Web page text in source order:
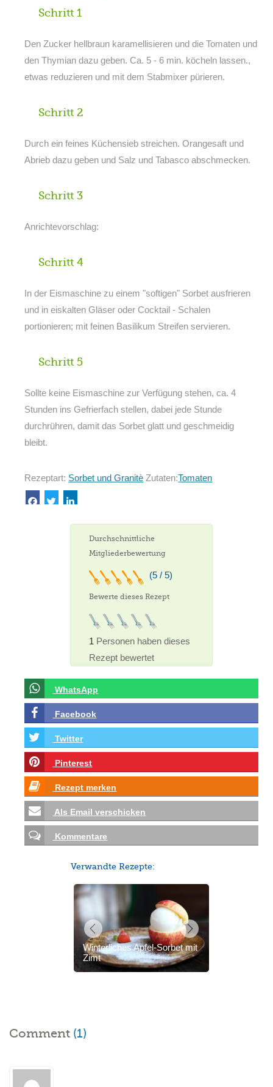
Schritt 1
Den Zucker hellbraun karamellisieren und die Tomaten und
den Thymian dazu geben. Ca. 5 - 6 min. köcheln lassen.,
etwas reduzieren und mit dem Stabmixer pürieren.
Schritt 2
Durch ein feines Küchensieb streichen. Orangesaft und
Abrieb dazu geben und Salz und Tabasco abschmecken.
Schritt 3
Anrichtevorschlag:
Schritt 4
In der Eismaschine zu einem "softigen" Sorbet ausfrieren
und in eiskalten Gläser oder Cocktail - Schalen
portionieren; mit feinen Basilikum Streifen servieren.
Schritt 5
Sollte keine Eismaschine zur Verfügung stehen, ca. 4
Stunden ins Gefrierfach stellen, dabei jede Stunde
durchrühren, damit das Sorbet glatt und geschmeidig
bleibt.
Rezeptart: Sorbet und Granitè Zutaten:Tomaten
Durchschnittliche
Mitgliederbewertung
(5 / 5)
Bewerte dieses Rezept
1 Personen haben dieses
Rezept bewertet
WhatsApp
Facebook
Twitter
Pinterest
Rezept merken
Als Email verschicken
Kommentare
Verwandte Rezepte:
Winterliches Apfel-Sorbet mit
Zimt
Comment (1)